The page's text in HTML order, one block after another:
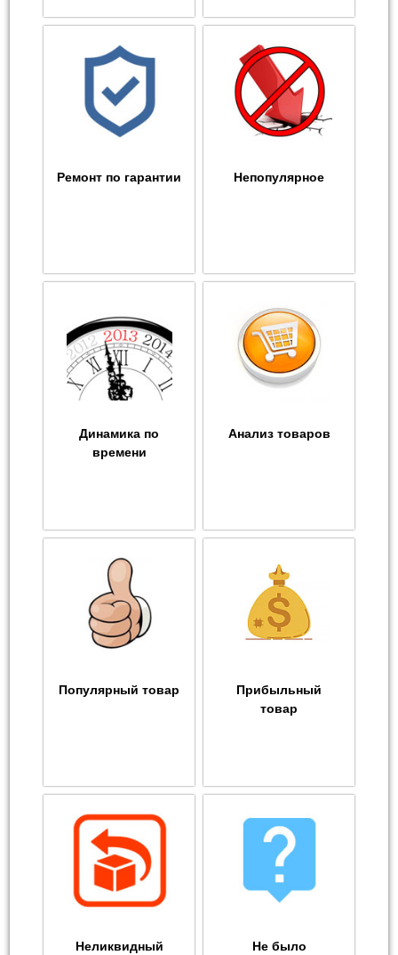
Ремонт по гарантии Непопулярное
Динамика по
времени
Анализ товаров
Популярный товар
Прибыльный
товар
Неликвидный
Не было